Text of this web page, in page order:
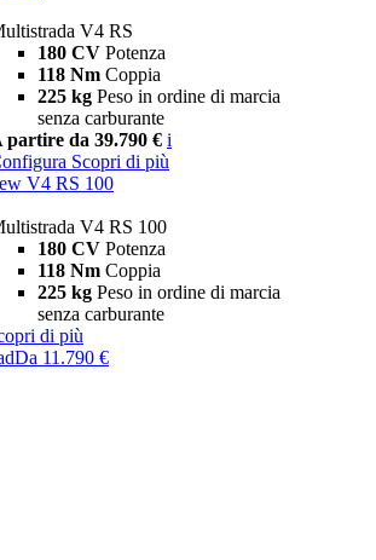
V4 RS
180 CV Potenza
118 Nm Coppia
225 kg Peso in ordine di marcia
senza carburante
partire da 39.790 € i
Scopri di più
V4 RS 100
V4 RS 100
180 CV Potenza
118 Nm Coppia
225 kg Peso in ordine di marcia
senza carburante
di più
Da 11.790 €